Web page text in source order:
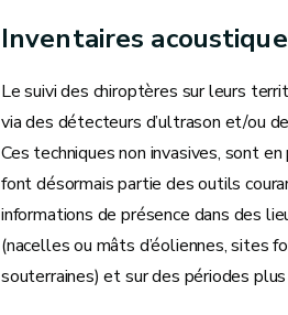
Inventaires
Le suivi des chiroptères sur leurs
via des détecteurs d’ultrason et/ou
Ces techniques non invasives, sont
font désormais partie des outils
informations de présence dans des
(nacelles ou mâts d’éoliennes, sites
souterraines) et sur des périodes